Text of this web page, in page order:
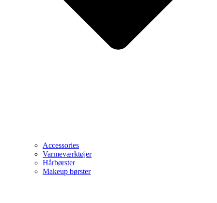
Accessories
Varmeværktøjer
Hårbørster
Makeup børster